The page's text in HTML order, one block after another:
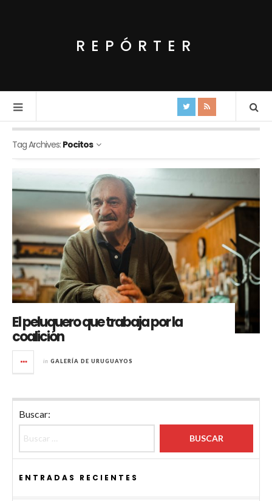
REPÓRTER
Tag Archives: Pocitos
El peluquero que trabaja por la
coalición
in GALERÍA DE URUGUAYOS
Buscar:
ENTRADAS RECIENTES